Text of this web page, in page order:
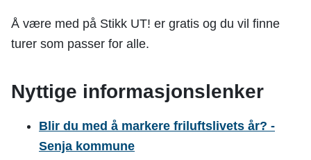
Å være med på Stikk UT! er gratis og du vil finne
turer som passer for alle.
Nyttige informasjonslenker
Blir du med å markere friluftslivets år? -
Senja kommune